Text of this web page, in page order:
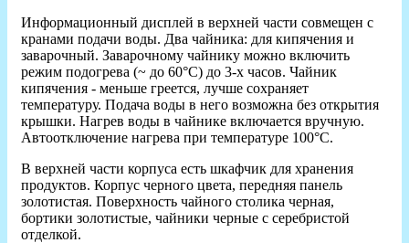
Информационный дисплей в верхней части совмещен с
кранами подачи воды. Два чайника: для кипячения и
заварочный. Заварочному чайнику можно включить
режим подогрева (~ до 60°С) до 3-х часов. Чайник
кипячения - меньше греется, лучше сохраняет
температуру. Подача воды в него возможна без открытия
крышки. Нагрев воды в чайнике включается вручную.
Автоотключение нагрева при температуре 100°С.
В верхней части корпуса есть шкафчик для хранения
продуктов. Корпус черного цвета, передняя панель
золотистая. Поверхность чайного столика черная,
бортики золотистые, чайники черные с серебристой
отделкой.